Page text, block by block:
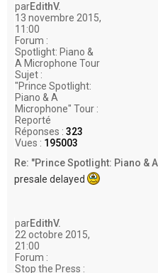
parEdithV.
13 novembre 2015,
11:00
Forum :
Spotlight: Piano &
A Microphone Tour
Sujet :
"Prince Spotlight:
Piano & A
Microphone" Tour :
Reporté
Réponses : 323
Vues : 195003
Re: "Prince Spotlight: Piano &
presale delayed
parEdithV.
22 octobre 2015,
21:00
Forum :
Stop the Press :